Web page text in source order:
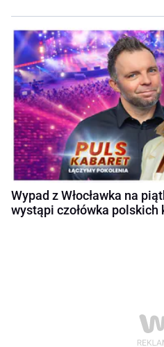
Wypad z Włocławka na
wystąpi czołówka polskich